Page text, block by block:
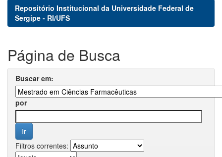
Repositório Institucional da Universidade Federal de
Sergipe - RI/UFS
Página de Busca
Buscar em:
por
Filtros correntes: